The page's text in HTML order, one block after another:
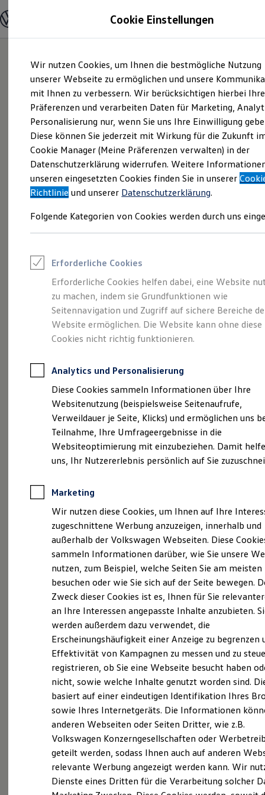
Hauptinhalt
springen
Footer
springen
Modelle und Konfigurator
Modelle vergleichen
Elektroautos
ENERGY Sondermodelle
Nutzfahrzeuge
SUV und CUV
Familienautos
Kombis
Kompaktwagen
Sportwagen
Schnell verfügbare Fahrzeuge
Angebote und Produkte
Aktuelle Angebote
E-Auto-Förderung
Volkswagen Marktplatz
Junge Gebrauchtwagen und Gebrauchtwagen
Saisonangebote
Leasing
Leasing-Angebote
Gebrauchtwagen Leasing
Junge Gebrauchtwagen-Leasing
Elektroauto Leasing
Kleinwagen-Leasing
Leasing ohne Anzahlung
Autokredit mit Schlussrate
Versicherungen und Garantien
Kfz-Versicherung
Restschuldversicherungen
Garantien
Wartungsverträge
Geschäftskunden
Professional Class bei Volkswagen
Großkunden
Behörden
Anpfiff zum Gewinn
Elektroautos
ID. Tutorials
Elektrofahrzeugkonzepte
Reichweite
Reichweite der ID. Modelle
Reichweite im Winter
Laden
Laden unterwegs
Laden Zuhause
Ladezeitensimulator
Batterie
Sicherheit
Garantie und Lebensdauer
Nachhaltigkeit
Technologie
Kosten und Kauf
Verbrauchskosten
Kaufoptionen
E-Auto-Förderung
Software und Konnektivität
Die ID. Software 6
ID. Software Versionen und Updates
Digitale Extras
Schnittstellen zu Ihrem ID.
Gepflegt, geprüft und
für gut befunden.
Volkswagen
Zertifizierte
Gebrauchtwagen.
Impressum & Rechtliches)
Ganz selbstverständlich.Das
Gebrauchtwagen-
Leistungsversprechen.
Rundum sicher: der 360° Gebrauchtwagen
Bevor ein VolkswagenZertifizierter
Gebrauchtwagenan unsere Kunden
Cookie Einstellungen
Wir nutzen Cookies, um Ihnen die bestmögliche Nutzung
unserer Webseite zu ermöglichen und unsere
mit Ihnen zu verbessern. Wir berücksichtigen hierbei Ihre
Präferenzen und verarbeiten Daten für Marketing,
Personalisierung nur, wenn Sie uns Ihre Einwilligung
Diese können Sie jederzeit mit Wirkung für die Zukunft
Cookie Manager (Meine Präferenzen verwalten) in der
Datenschutzerklärung widerrufen. Weitere
unseren eingesetzten Cookies finden Sie in unserer
Richtlinie und unserer Datenschutzerklärung.
Folgende Kategorien von Cookies werden durch uns
Erforderliche Cookies
Erforderliche Cookies helfen dabei, eine Website
zu machen, indem sie Grundfunktionen wie
Seitennavigation und Zugriff auf sichere Bereiche
Website ermöglichen. Die Website kann ohne diese
Cookies nicht richtig funktionieren.
Analytics und Personalisierung
Diese Cookies sammeln Informationen über Ihre
Websitenutzung (beispielsweise Seitenaufrufe,
Verweildauer je Seite, Klicks) und ermöglichen uns
Teilnahme, Ihre Umfrageergebnisse in die
Websiteoptimierung mit einzubeziehen. Damit
uns, Ihr Nutzererlebnis persönlich auf Sie
Marketing
Wir nutzen diese Cookies, um Ihnen auf Ihre
zugeschnittene Werbung anzuzeigen, innerhalb und
außerhalb der Volkswagen Webseiten. Diese
sammeln Informationen darüber, wie Sie unsere
nutzen, zum Beispiel, welche Seiten Sie am meisten
besuchen oder wie Sie sich auf der Seite bewegen.
Zweck dieser Cookies ist es, Ihnen für Sie
an Ihre Interessen angepasste Inhalte anzubieten.
werden außerdem dazu verwendet, die
Erscheinungshäufigkeit einer Anzeige zu begrenzen
Effektivität von Kampagnen zu messen und zu
registrieren, ob Sie eine Webseite besucht haben
nicht, sowie welche Inhalte genutzt worden sind.
basiert auf einer eindeutigen Identifikation Ihres
sowie Ihres Internetgeräts. Die Informationen
anderen Webseiten oder Seiten Dritter, wie z.B.
Volkswagen Konzerngesellschaften oder
geteilt werden, sodass Ihnen auch auf anderen
relevante Werbung angezeigt werden kann. Wir
Dienste eines Dritten für die Verarbeitung solcher